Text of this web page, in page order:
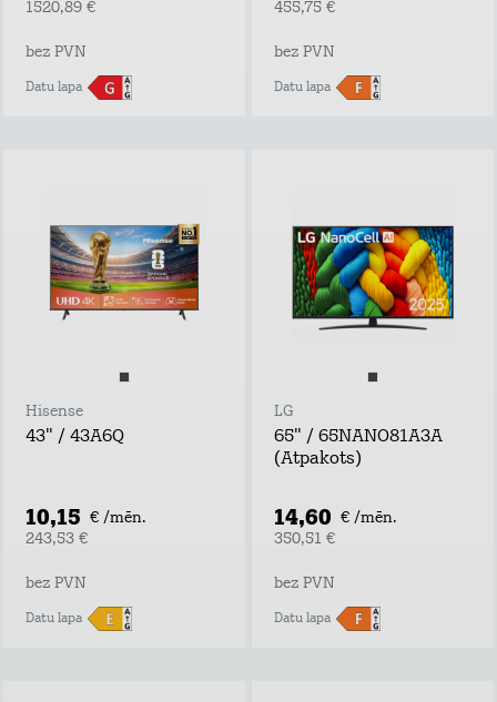
1520,89 €
bez PVN
Datu lapa
455,75 €
bez PVN
Datu lapa
Hisense
43" / 43A6Q
10,15 € /mēn.
243,53 €
bez PVN
Datu lapa
LG
65" / 65NANO81A3A
(Atpakots)
14,60 € /mēn.
350,51 €
bez PVN
Datu lapa